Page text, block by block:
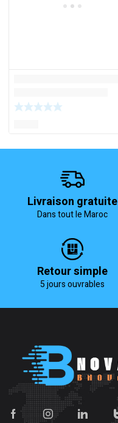
Livraison gratuite
Dans tout le Maroc
Retour simple
5 jours ouvrables